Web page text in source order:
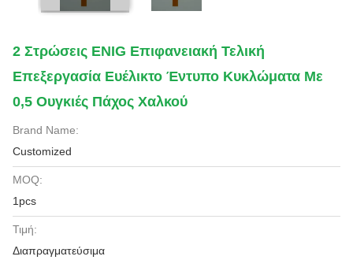
2 Στρώσεις ENIG Επιφανειακή Τελική
Επεξεργασία Ευέλικτο Έντυπο Κυκλώματα Με
0,5 Ουγκιές Πάχος Χαλκού
Brand Name:
Customized
MOQ:
1pcs
Τιμή:
Διαπραγματεύσιμα